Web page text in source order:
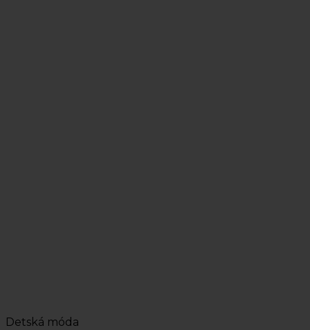
Detská móda